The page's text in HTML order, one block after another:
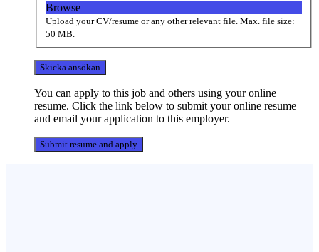
Browse
Upload your CV/resume or any other relevant file. Max. file size:
50 MB.
You can apply to this job and others using your online
resume. Click the link below to submit your online resume
and email your application to this employer.